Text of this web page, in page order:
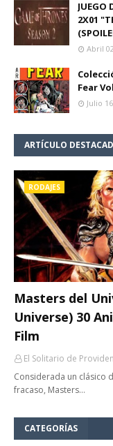
JUEGO
2X01
Abril
Fear
Julio
ARTÍCULO
RODAJES
Masters del
Universe) 30
Film
El Solitario de
Considerada un clásico
fracaso, Masters…
CATEGORÍAS